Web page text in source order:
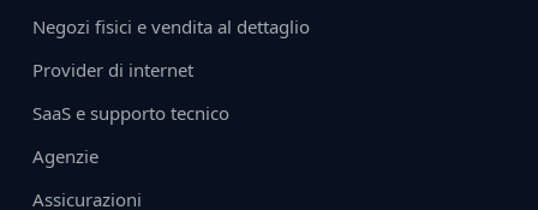
Negozi fisici e vendita al dettaglio
Provider di internet
SaaS e supporto tecnico
Agenzie
Assicurazioni